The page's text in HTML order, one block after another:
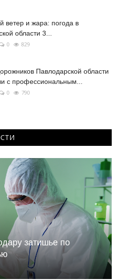
ветер и жара: погода в
области 3...
0 829
Павлодарской области
с профессиональным...
0 790
затишье по